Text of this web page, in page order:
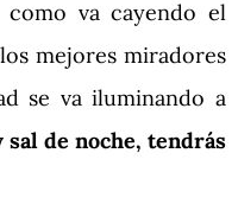
como va cayendo el
mejores miradores
se va iluminando a
sal de noche, tendrás